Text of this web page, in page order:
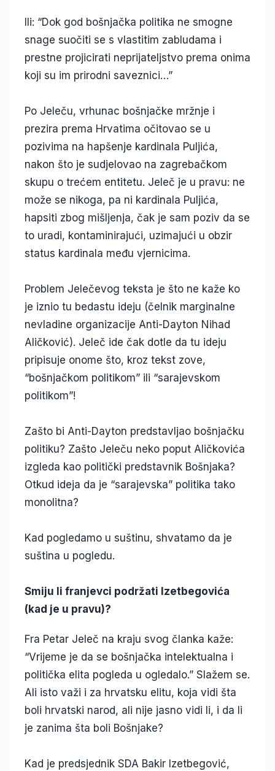
Ili: “Dok god bošnjačka politika ne smogne
snage suočiti se s vlastitim zabludama i
prestne projicirati neprijateljstvo prema onima
koji su im prirodni saveznici…”
Po Jeleču, vrhunac bošnjačke mržnje i
prezira prema Hrvatima očitovao se u
pozivima na hapšenje kardinala Puljića,
nakon što je sudjelovao na zagrebačkom
skupu o trećem entitetu. Jeleč je u pravu: ne
može se nikoga, pa ni kardinala Puljića,
hapsiti zbog mišljenja, čak je sam poziv da se
to uradi, kontaminirajući, uzimajući u obzir
status kardinala među vjernicima.
Problem Jelečevog teksta je što ne kaže ko
je iznio tu bedastu ideju (čelnik marginalne
nevladine organizacije Anti-Dayton Nihad
Aličković). Jeleč ide čak dotle da tu ideju
pripisuje onome što, kroz tekst zove,
“bošnjačkom politikom” ili “sarajevskom
politikom”!
Zašto bi Anti-Dayton predstavljao bošnjačku
politiku? Zašto Jeleču neko poput Aličkovića
izgleda kao politički predstavnik Bošnjaka?
Otkud ideja da je “sarajevska” politika tako
monolitna?
Kad pogledamo u suštinu, shvatamo da je
suština u pogledu.
Smiju li franjevci podržati Izetbegovića
(kad je u pravu)?
Fra Petar Jeleč na kraju svog članka kaže:
“Vrijeme je da se bošnjačka intelektualna i
politička elita pogleda u ogledalo.” Slažem se.
Ali isto važi i za hrvatsku elitu, koja vidi šta
boli hrvatski narod, ali nije jasno vidi li, i da li
je zanima šta boli Bošnjake?
Kad je predsjednik SDA Bakir Izetbegović,